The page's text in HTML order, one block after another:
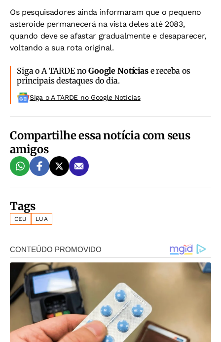
Os pesquisadores ainda informaram que o pequeno
asteroide permanecerá na vista deles até 2083,
quando deve se afastar gradualmente e desaparecer,
voltando a sua rota original.
Siga o A TARDE noGoogle Notíciase receba os
principais destaques do dia.
Siga o A TARDE no Google Noticias
Compartilhe essa notícia com seus
amigos
Tags
CEU LUA